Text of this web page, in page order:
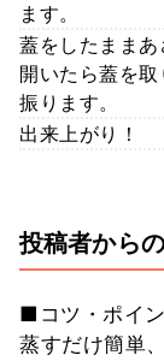
ます。
蓋をしたまま
開いたら蓋を
振ります。
出来上がり！
投稿者から
■コツ・ポイ
蒸すだけ簡単